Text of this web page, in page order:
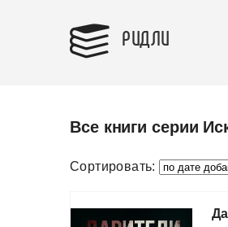
РИДЛИ
Все книги серии
Сортировать: